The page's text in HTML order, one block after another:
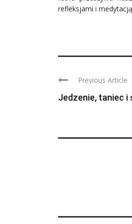
refleksjami i
Previous Article
Jedzenie, taniec i